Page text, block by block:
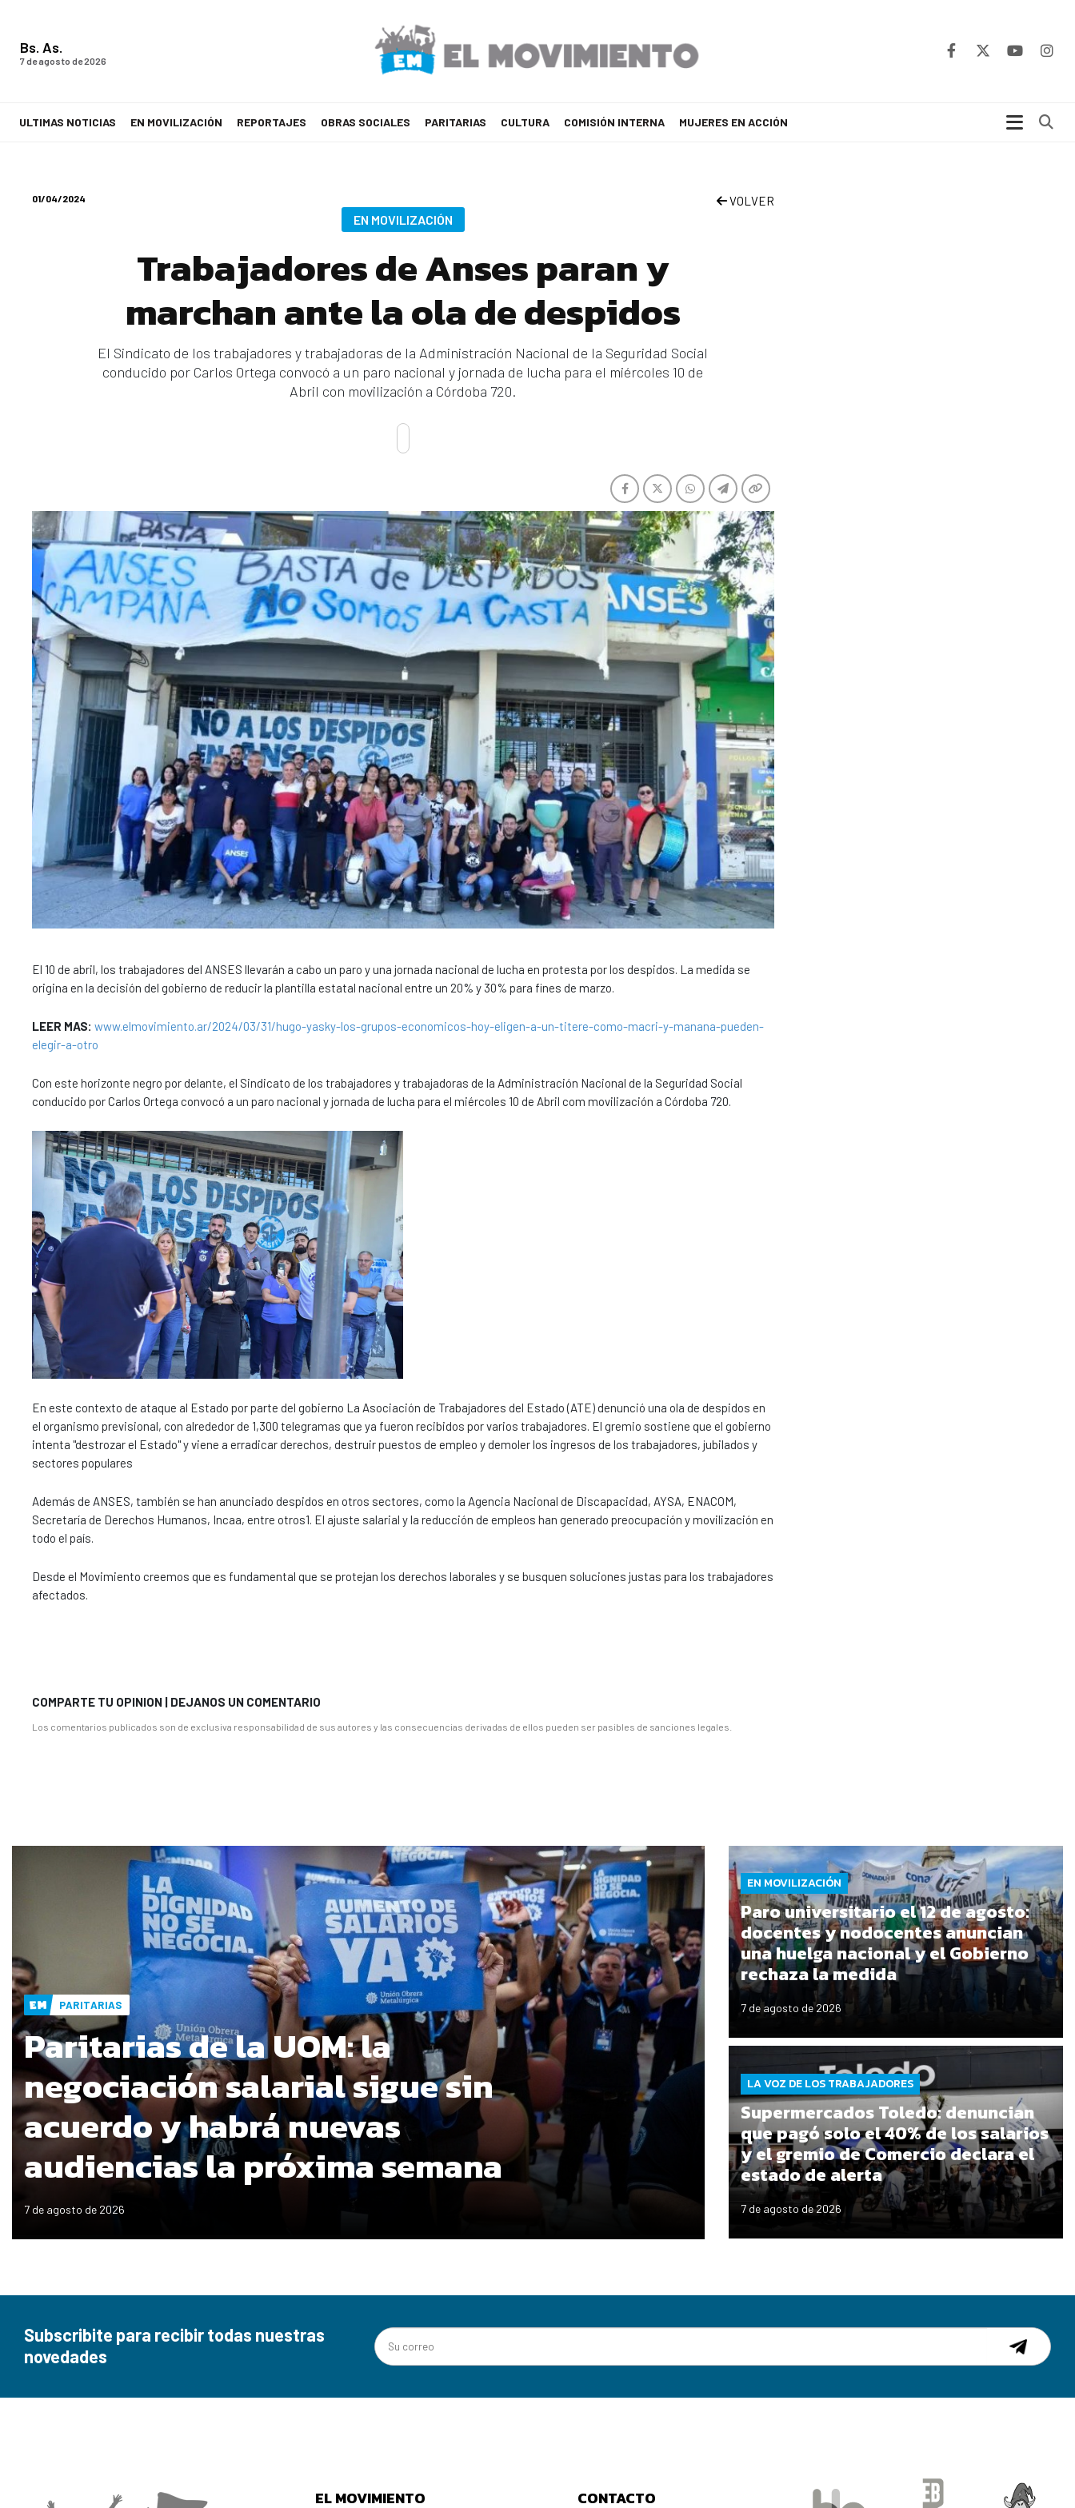
Bs. As.
7 de agosto de 2026
ULTIMAS NOTICIAS EN MOVILIZACIÓN REPORTAJES OBRAS SOCIALES PARITARIAS CULTURA COMISIÓN INTERNA MUJERES EN ACCIÓN
01/04/2024 VOLVER
EN MOVILIZACIÓN
Trabajadores de Anses paran y
marchan ante la ola de despidos
El Sindicato de los trabajadores y trabajadoras de la Administración Nacional de la Seguridad Social
conducido por Carlos Ortega convocó a un paro nacional y jornada de lucha para el miércoles 10 de
Abril con movilización a Córdoba 720.
El 10 de abril, los trabajadores del ANSES llevarán a cabo un paro y una jornada nacional de lucha en protesta por los despidos. La medida se
origina en la decisión del gobierno de reducir la plantilla estatal nacional entre un 20% y 30% para fines de marzo.
LEER MAS: www.elmovimiento.ar/2024/03/31/hugo-yasky-los-grupos-economicos-hoy-eligen-a-un-titere-como-macri-y-manana-pueden-
elegir-a-otro
Con este horizonte negro por delante, el Sindicato de los trabajadores y trabajadoras de la Administración Nacional de la Seguridad Social
conducido por Carlos Ortega convocó a un paro nacional y jornada de lucha para el miércoles 10 de Abril com movilización a Córdoba 720.
En este contexto de ataque al Estado por parte del gobierno La Asociación de Trabajadores del Estado (ATE) denunció una ola de despidos en
el organismo previsional, con alrededor de 1,300 telegramas que ya fueron recibidos por varios trabajadores. El gremio sostiene que el gobierno
intenta "destrozar el Estado" y viene a erradicar derechos, destruir puestos de empleo y demoler los ingresos de los trabajadores, jubilados y
sectores populares
Además de ANSES, también se han anunciado despidos en otros sectores, como la Agencia Nacional de Discapacidad, AYSA, ENACOM,
Secretaría de Derechos Humanos, Incaa, entre otros1. El ajuste salarial y la reducción de empleos han generado preocupación y movilización en
todo el país.
Desde el Movimiento creemos que es fundamental que se protejan los derechos laborales y se busquen soluciones justas para los trabajadores
afectados.
COMPARTE TU OPINION | DEJANOS UN COMENTARIO
Los comentarios publicados son de exclusiva responsabilidad de sus autores y las consecuencias derivadas de ellos pueden ser pasibles de sanciones legales.
PARITARIAS
Paritarias de la UOM: la
negociación salarial sigue sin
acuerdo y habrá nuevas
audiencias la próxima semana
7 de agosto de 2026
EN MOVILIZACIÓN
Paro universitario el 12 de agosto:
docentes y nodocentes anuncian
una huelga nacional y el Gobierno
rechaza la medida
7 de agosto de 2026
LA VOZ DE LOS TRABAJADORES
Supermercados Toledo: denuncian
que pagó solo el 40% de los salarios
y el gremio de Comercio declara el
estado de alerta
7 de agosto de 2026
Subscribite para recibir todas nuestras
novedades
EL MOVIMIENTO CONTACTO